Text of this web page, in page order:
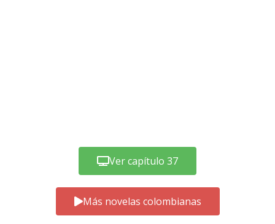
Ver capítulo 37
Más novelas colombianas